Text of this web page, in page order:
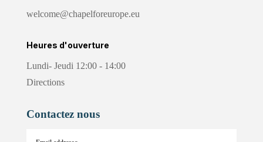
welcome@chapelforeurope.eu
Heures d'ouverture
Lundi- Jeudi 12:00 - 14:00
Directions
Contactez nous